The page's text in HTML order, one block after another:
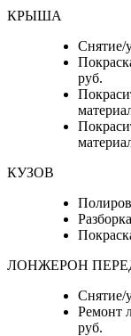
КРЫША
Снятие/
руб.
КУЗОВ
ЛОНЖЕРОН
Снятие/
Ремонт
руб.